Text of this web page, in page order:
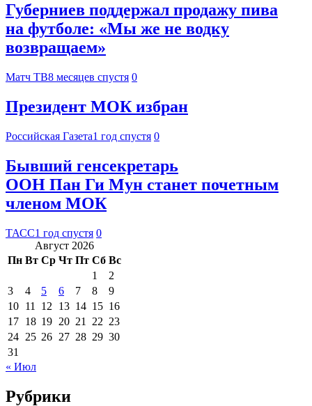
Губерниев поддержал продажу пива
на футболе: «Мы же не водку
возвращаем»
Матч ТВ8 месяцев спустя 0
Президент МОК избран
Российская Газета1 год спустя 0
Бывший генсекретарь
ООН Пан Ги Мун станет почетным
членом МОК
ТАСС1 год спустя 0
Август 2026
Пн Вт Ср Чт Пт Сб Вс
1
2
3
4 5 6 7 8
9
10 11 12 13 14 15 16
17 18 19 20 21 22 23
24 25 26 27 28 29 30
31
« Июл
Рубрики